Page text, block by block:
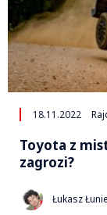
18.11.2022
Toyota z
zagrozi?
Łukasz